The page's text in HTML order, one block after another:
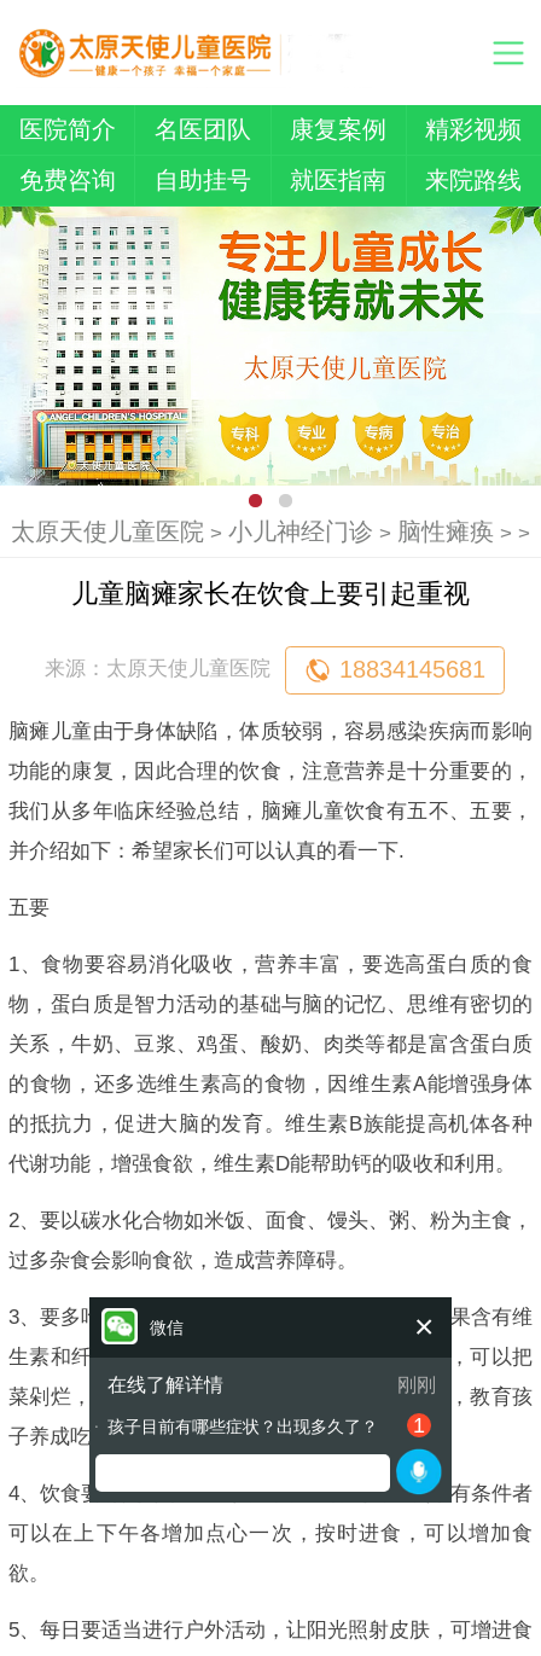
医院简介 名医团队 康复案例
精彩视频
免费咨询
自助挂号 就医指南 来院路线
太原天使儿童医院> 小儿神经门诊 > 脑性瘫痪> >
儿童脑瘫家长在饮食上要引起重视
来源：太原天使儿童医院 18834145681
脑瘫儿童由于身体缺陷，体质较弱，容易感染疾病而影响
功能的康复，因此合理的饮食，注意营养是十分重要的，
我们从多年临床经验总结，脑瘫儿童饮食有五不、五要，
并介绍如下：希望家长们可以认真的看一下.
五要
1、食物要容易消化吸收，营养丰富，要选高蛋白质的食
物，蛋白质是智力活动的基础与脑的记忆、思维有密切的
关系，牛奶、豆浆、鸡蛋、酸奶、肉类等都是富含蛋白质
的食物，还多选维生素高的食物，因维生素A能增强身体
的抵抗力，促进大脑的发育。维生素B族能提高机体各种
代谢功能，增强食欲，维生素D能帮助钙的吸收和利用。
2、要以碳水化合物如米饭、面食、馒头、粥、粉为主食，
过多杂食会影响食欲，造成营养障碍。
3、要多吃蔬菜和水果，少吃脂肪肥肉，蔬菜和水果含有维
生素和纤维，能保持大便通畅，如小孩不吃蔬菜，可以把
菜剁烂，做成菜肉包子、菜肉饺子、菜泥、菜汤，教育孩
子养成吃蔬菜的习惯。
4、饮食要有定时，一般早、午、晚各进食一次，有条件者
可以在上下午各增加点心一次，按时进食，可以增加食
欲。
5、每日要适当进行户外活动，让阳光照射皮肤，可增进食
微信 ×
在线了解详情 刚刚
● 孩子目前有哪些症状？出现多久了？ 1